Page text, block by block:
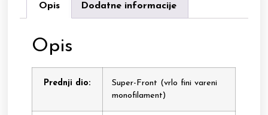
Opis Dodatne informacije
Opis
Prednji dio:
Super-Front (vrlo fini vareni
monofilament)